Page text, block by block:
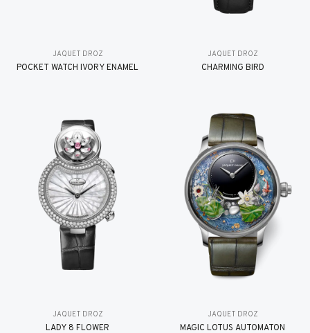
JAQUET DROZ
POCKET WATCH IVORY ENAMEL
JAQUET DROZ
CHARMING BIRD
JAQUET DROZ
LADY 8 FLOWER
JAQUET DROZ
MAGIC LOTUS AUTOMATON